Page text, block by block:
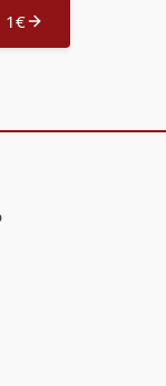
1€